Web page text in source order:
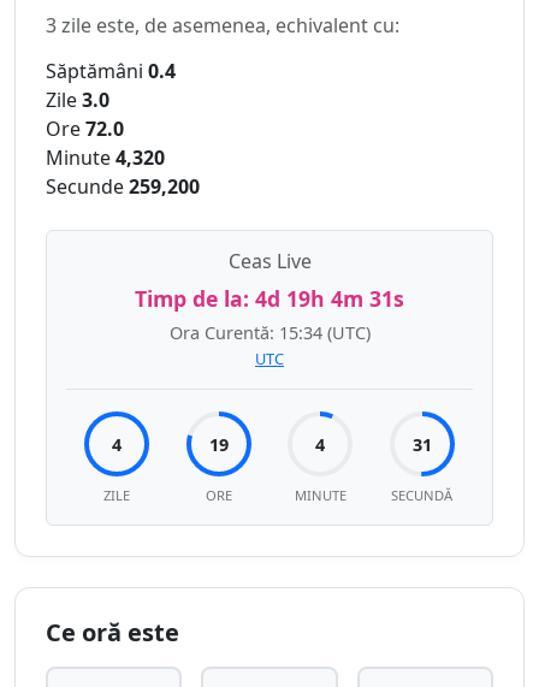
3 zile este, de asemenea, echivalent cu:
Săptămâni 0.4
Zile3.0
Ore72.0
Minute4,320
Secunde259,200
Ceas Live
Timp de la: 4d 19h 4m 31s
Ora Curentă: 15:34 (UTC)
UTC
4
ZILE
19
ORE
4
MINUTE
31
SECUNDĂ
Ce oră este